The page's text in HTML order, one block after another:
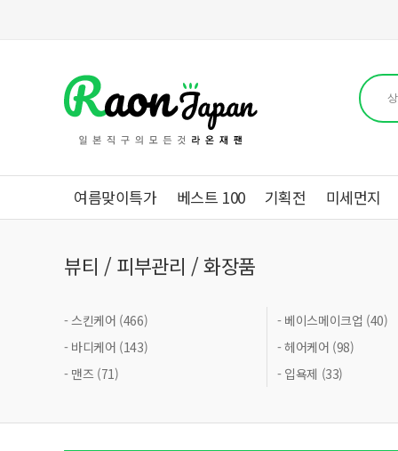
여름맞이특가 베스트 100 기획전 미세먼지
뷰티 / 피부관리 / 화장품
- 스킨케어 (466)
- 베이스메이크업 (40)
- 바디케어 (143)
- 헤어케어 (98)
- 맨즈 (71)
- 입욕제 (33)